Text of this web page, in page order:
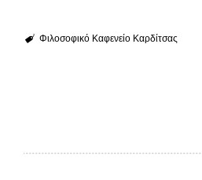
Φιλοσοφικό Καφενείο Καρδίτσας